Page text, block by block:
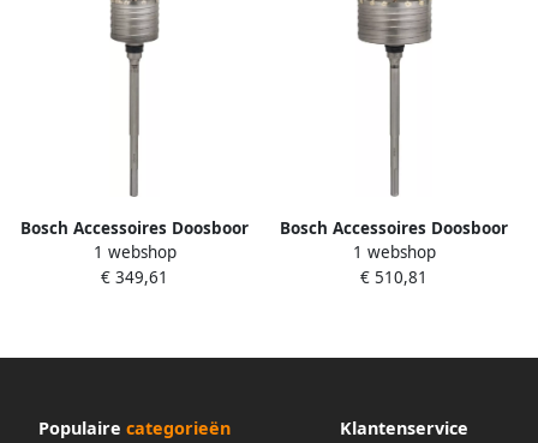
Bosch Accessoires Doosboor
SDS-max-9 100 x 310 x 430
mm 8 1st F00Y145200
1 webshop
€ 349,61
Bosch Accessoires Doosboor
SDS-max-9 150 x 310 x 430
mm 8 1st F00Y145202
1 webshop
€ 510,81
Populaire categorieën Klantenservice